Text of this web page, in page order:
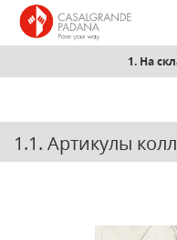
1. На
1.1. Артикулы